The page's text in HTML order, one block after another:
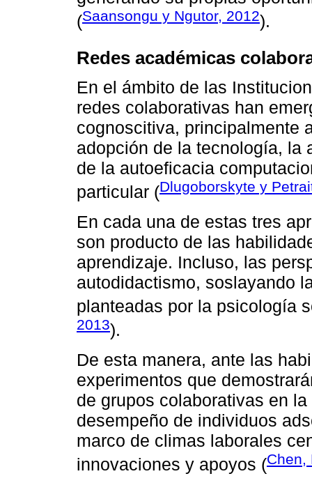
(Saansongu y Ngutor, 2012).
Redes académicas
En el ámbito de las
redes colaborativas han
cognoscitiva, principalmente
adopción de la tecnología, la
de la autoeficacia
particular (Dlugoborskyte y
En cada una de estas tres
son producto de las
aprendizaje. Incluso, las
autodidactismo, soslayando
planteadas por la psicología
2013).
De esta manera, ante las
experimentos que
de grupos colaborativas en
desempeño de individuos
marco de climas laborales
innovaciones y apoyos (Chen,